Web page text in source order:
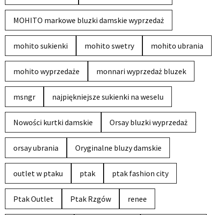
MOHITO markowe bluzki damskie wyprzedaż
mohito sukienki mohito swetry mohito ubrania
mohito wyprzedaże monnari wyprzedaż bluzek
msngr najpiękniejsze sukienki na weselu
Nowości kurtki damskie Orsay bluzki wyprzedaż
orsay ubrania Oryginalne bluzy damskie
outlet w ptaku ptak ptak fashion city
Ptak Outlet Ptak Rzgów renee